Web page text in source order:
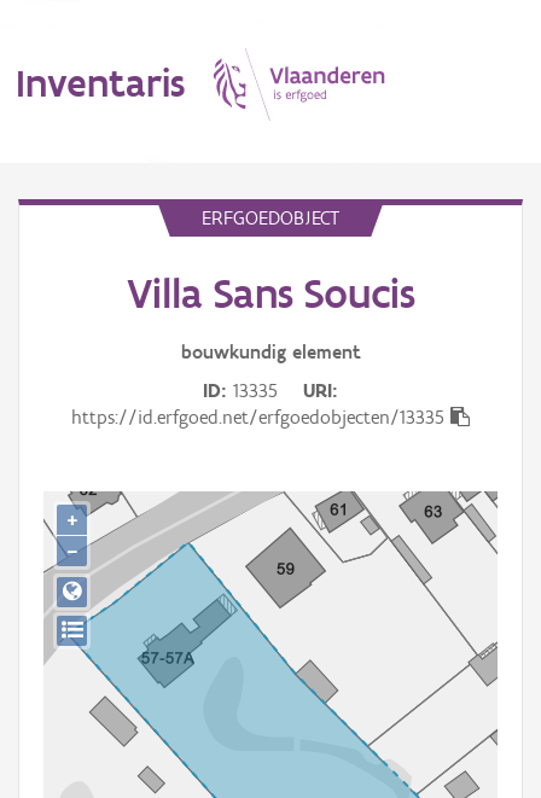
Inventaris
Gebeurtenis
Persoon of collectief
Downloads
Hergebruik
Aanmelden
ERFGOEDOBJECT
Villa Sans Soucis
bouwkundig element
ID 13335
URI
https://id.erfgoed.net/erfgoedobjecten/13335
+
−